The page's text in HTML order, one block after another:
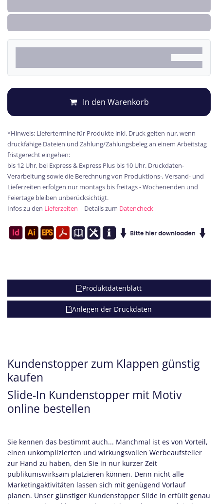
In den Warenkorb
*Hinweis: Liefertermine für Produkte inkl. Druck gelten nur, wenn
druckfähige Dateien und Zahlung/Zahlungsbeleg an einem Arbeitstag
fristgerecht eingehen:
bis 12 Uhr, bei Express & Express Plus bis 10 Uhr. Druckdaten-
Verarbeitung sowie die Berechnung von Produktions-, Versand- und
Lieferzeiten erfolgen nur montags bis freitags - Wochenenden und
Feiertage bleiben unberücksichtigt.
Infos zu den Lieferzeiten | Details zum Datencheck
Produktdatenblatt
Anlegen der Druckdaten
Kundenstopper zum Klappen günstig
kaufen
Slide-In Kundenstopper mit Motiv
online bestellen
Sie kennen das bestimmt auch... Manchmal ist es von Vorteil,
einen unkomplizierten und wirkungsvollen Werbeaufsteller
zur Hand zu haben, den Sie in nur kurzer Zeit
publikumswirksam platzieren können. Denn nicht alle
Marketingaktivitäten lassen sich mit genügend Vorlauf
planen. Unser günstiger Kundenstopper Slide In erfüllt genau